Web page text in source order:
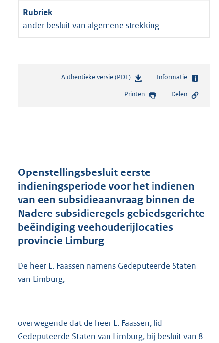
ander besluit van algemene strekking
Authentieke versie (PDF)b
s
r
o
t
t
e
:
6
Informatie
Printen Delen
Openstellingsbesluit eerste
indieningsperiode voor het indienen
van een subsidieaanvraag binnen de
Nadere subsidieregels gebiedsgerichte
beëindiging veehouderijlocaties
provincie Limburg
De heer L. Faassen namens Gedeputeerde Staten
van Limburg,
overwegende dat de heer L. Faassen, lid
Gedeputeerde Staten van Limburg, bij besluit van 8